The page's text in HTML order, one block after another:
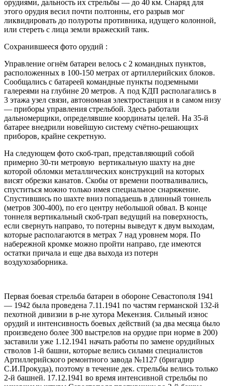
орудиями, дальность их стрельбы — до 40 км. Снаряд для
этого орудия весил почти полтонны, его разрыв мог
ликвидировать до полуроты противника, идущего колонной,
или стереть с лица земли вражеский танк.
Сохранившееся фото орудий :
Управление огнём батареи велось с 2 командных пунктов,
расположенных в 100-150 метрах от артиллерийских блоков.
Сообщались с батареей командные пункты подземными
галереями на глубине 20 метров. А под КДП располагались в
3 этажа узел связи, автономная электростанция и в самом низу
— приборы управления стрельбой. Здесь работали
дальномерщики, определявшие координаты целей. На 35-й
батарее внедрили новейшую систему счётно-решающих
приборов, крайне секретную.
На следующем фото скоб-трап, представляющий собой
примерно 30-ти метровую вертикальную шахту на дне
которой обломки металлических конструкций на которых
висят обрезки канатов. Скобы от времени поотваливались,
спуститься можно только имея специальное снаряжение.
Спустившись по шахте вниз попадаешь в длинный тоннель
(метров 300-400), по его центру небольшой обвал. В конце
тоннеля вертикальный скоб-трап ведущий на поверхность,
если свернуть направо, то потерны выведут к двум выходам,
которые располагаются в метрах 7 над уровнем моря. По
набережной кромке можно пройти направо, где имеются
остатки причала и еще два выхода из потерн
воздухозаборника.
Первая боевая стрельба батареи в обороне Севастополя 1941
— 1942 была проведена 7.11.1941 по частям германской 132-й
пехотной дивизии в р-не хутора Мекензия. Сильный износ
орудий и интенсивность боевых действий (за два месяца было
произведено более 300 выстрелов на орудие при норме в 200)
заставили уже 1.12.1941 начать работы по замене орудийных
стволов 1-й башни, которые велись силами специалистов
Артиллерийского ремонтного завода №1127 (бригадир
С.И.Прокуда), поэтому в течение дек. стрельбы велись только
2-й башней. 17.12.1941 во время интенсивной стрельбы по